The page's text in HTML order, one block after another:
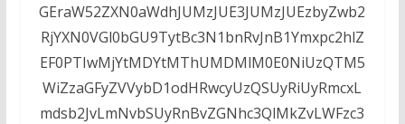
GEraW52ZXN0aWdhJUMzJUE3JUMzJUEzbyZwb2
RjYXN0VGl0bGU9TytBc3N1bnRvJnB1Ymxpc2hlZ
EF0PTIwMjYtMDYtMThUMDMlM0E0NiUzQTM5
WiZzaGFyZVVybD1odHRwcyUzQSUyRiUyRmcxL
mdsb2JvLmNvbSUyRnBvZGNhc3QlMkZvLWFzc3